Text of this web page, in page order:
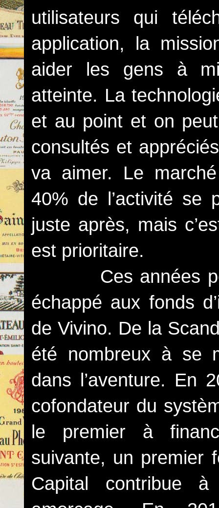
utilisateurs qui
application, la
aider les gens à
atteinte. La
et au point et on
consultés et
va aimer. Le
40% de l’activité se
juste après, mais
est prioritaire.
Ces années
échappé aux fonds
de Vivino. De la
été nombreux à se
dans l’aventure. En
cofondateur du
le premier à
suivante, un premier
Capital contribue